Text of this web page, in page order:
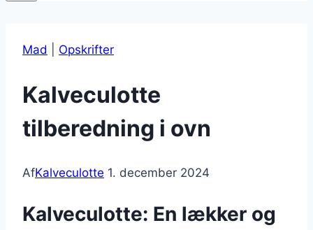
Mad Opskrifter
Kalveculotte
tilberedning i ovn
AfKalveculotte 1. december 2024
Kalveculotte: En lækker og